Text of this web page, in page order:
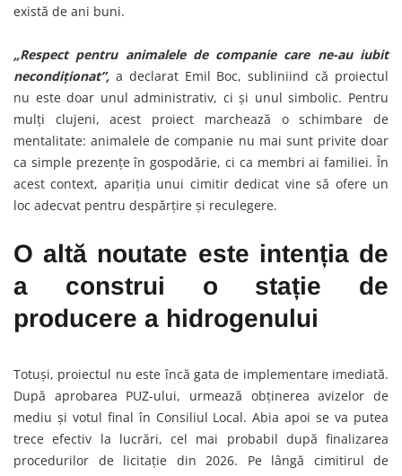
există de ani buni.
„Respect pentru animalele de companie care ne-au iubit
necondiționat”, a declarat Emil Boc, subliniind că proiectul
nu este doar unul administrativ, ci și unul simbolic. Pentru
mulți clujeni, acest proiect marchează o schimbare de
mentalitate: animalele de companie nu mai sunt privite doar
ca simple prezențe în gospodărie, ci ca membri ai familiei. În
acest context, apariția unui cimitir dedicat vine să ofere un
loc adecvat pentru despărțire și reculegere.
O altă noutate este intenția de
a construi o stație de
producere a hidrogenului
Totuși, proiectul nu este încă gata de implementare imediată.
După aprobarea PUZ-ului, urmează obținerea avizelor de
mediu și votul final în Consiliul Local. Abia apoi se va putea
trece efectiv la lucrări, cel mai probabil după finalizarea
procedurilor de licitație din 2026. Pe lângă cimitirul de